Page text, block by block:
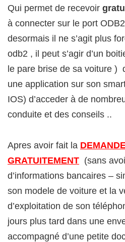
Qui permet de recevoir
à connecter sur le port
desormais il ne s’agit plus
odb2 , il peut s’agir d’un
le pare brise de sa voiture )
une application sur son
IOS) d’acceder à de
conduite et des conseils ..
Apres avoir fait la
GRATUITEMENT (sans
d’informations bancaires –
son modele de voiture et la
d’exploitation de son
jours plus tard dans une
accompagné d’une petite